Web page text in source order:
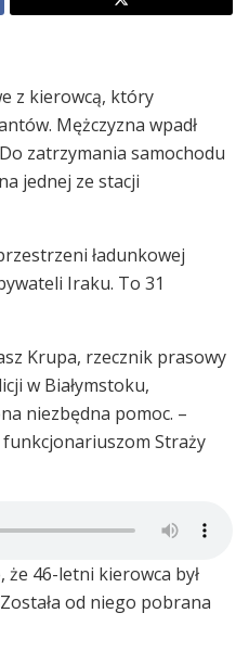
z kierowcą, który
Mężczyzna wpadł
zatrzymania samochodu
jednej ze stacji
ładunkowej
Iraku. To 31
Krupa, rzecznik prasowy
w Białymstoku,
niezbędna pomoc. –
Straży
że 46-letni kierowca był
od niego pobrana